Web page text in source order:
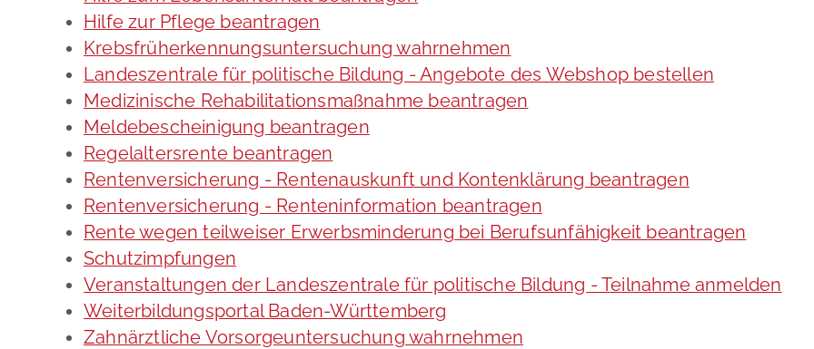
Hilfe zur Pflege beantragen
Krebsfrüherkennungsuntersuchung wahrnehmen
Landeszentrale für politische Bildung - Angebote des Webshop bestellen
Medizinische Rehabilitationsmaßnahme beantragen
Meldebescheinigung beantragen
Regelaltersrente beantragen
Rentenversicherung - Rentenauskunft und Kontenklärung beantragen
Rentenversicherung - Renteninformation beantragen
Rente wegen teilweiser Erwerbsminderung bei Berufsunfähigkeit beantragen
Schutzimpfungen
Veranstaltungen der Landeszentrale für politische Bildung - Teilnahme anmelden
Weiterbildungsportal Baden-Württemberg
Zahnärztliche Vorsorgeuntersuchung wahrnehmen